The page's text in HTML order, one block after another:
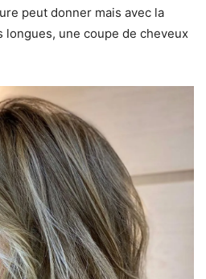
peut donner mais avec la
une coupe de cheveux